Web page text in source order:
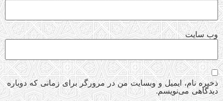
وب‌ سایت
ذخیره نام، ایمیل و وبسایت من در مرورگر برای زمانی که دوباره
دیدگاهی می‌نویسم.